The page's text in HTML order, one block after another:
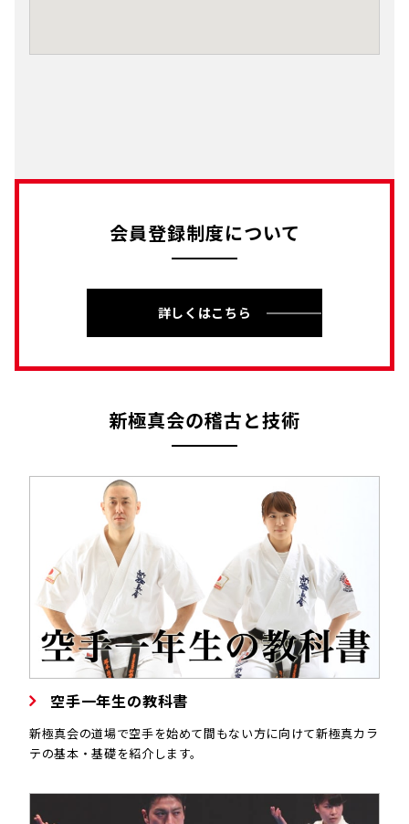
会員登録制度について
詳しくはこちら
新極真会の稽古と技術
空手一年生の教科書
新極真会の道場で空手を始めて間もない方に向けて新極真カラ
テの基本・基礎を紹介します。